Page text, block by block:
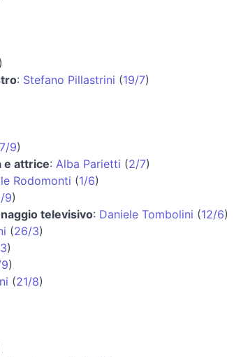
: Stefano Pillastrini (19/7)
9)
e attrice: Alba Parietti (2/7)
Rodomonti (1/6)
9)
televisivo: Daniele Tombolini (12/6)
(26/3)
)
)
(21/8)